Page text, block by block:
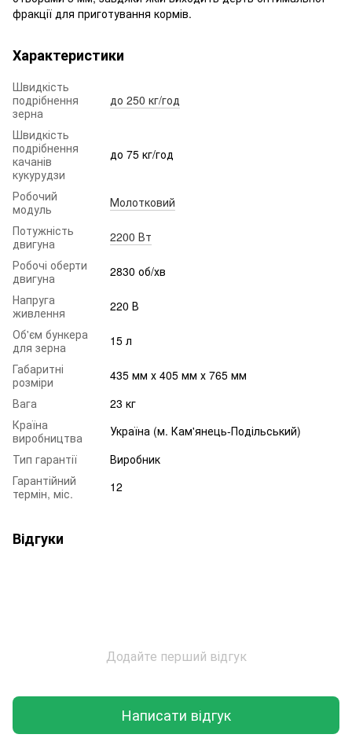
фракції для приготування кормів.
Характеристики
Швидкість
подрібнення
зерна
до 250 кг/год
Швидкість
подрібнення
качанів
кукурудзи
до 75 кг/год
Робочий
модуль
Молотковий
Потужність
двигуна
2200 Вт
Робочі оберти
двигуна
2830 об/хв
Напруга
живлення
220 В
Об'єм бункера
для зерна
15 л
Габаритні
розміри
435 мм х 405 мм х 765 мм
Вага
23 кг
Країна
виробництва
Україна (м. Кам'янець-Подільський)
Тип гарантії
Виробник
Гарантійний
термін, міс.
12
Відгуки
Додайте перший відгук
Написати відгук